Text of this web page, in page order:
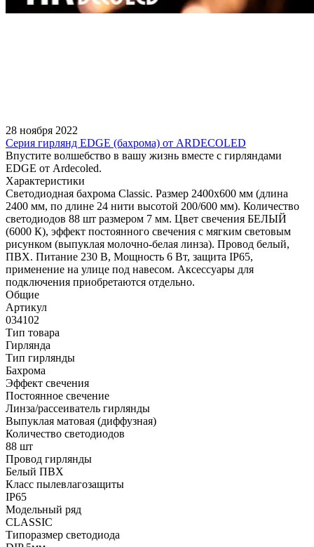
28 ноября 2022
Серия гирлянд EDGE (бахрома) от ARDECOLED
Впустите волшебство в вашу жизнь вместе с гирляндами
EDGE от Ardecoled.
Характеристики
Светодиодная бахрома Classic. Размер 2400x600 мм (длина
2400 мм, по длине 24 нити высотой 200/600 мм). Количество
светодиодов 88 шт размером 7 мм. Цвет свечения БЕЛЫЙ
(6000 К), эффект постоянного свечения с мягким световым
рисунком (выпуклая молочно-белая линза). Провод белый,
ПВХ. Питание 230 В, Мощность 6 Вт, защита IP65,
применение на улице под навесом. Аксессуары для
подключения приобретаются отдельно.
Общие
Артикул
034102
Тип товара
Гирлянда
Тип гирлянды
Бахрома
Эффект свечения
Постоянное свечение
Линза/рассеиватель гирлянды
Выпуклая матовая (диффузная)
Количество светодиодов
88 шт
Провод гирлянды
Белый ПВХ
Класс пылевлагозащиты
IP65
Модельный ряд
CLASSIC
Типоразмер светодиода